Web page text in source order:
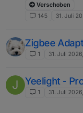
Verschoben
145
31. Juli
Zigbee
1 31. Juli 2026,
J Yeelight -
1 31. Juli